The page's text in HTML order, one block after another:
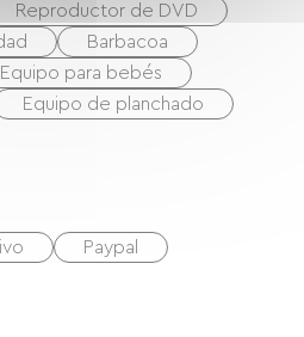
Reproductor de DVD
Barbacoa
Equipo para bebés
Equipo de planchado
Paypal